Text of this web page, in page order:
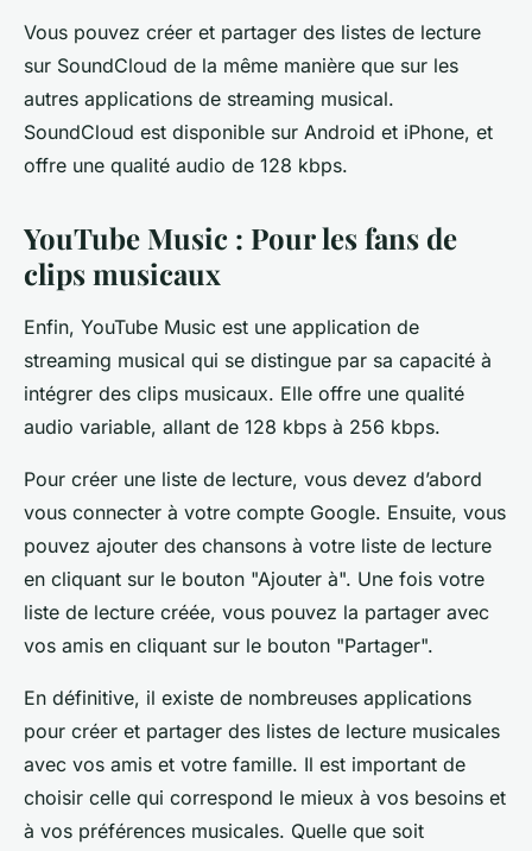
Vous pouvez créer et partager des listes de lecture
sur SoundCloud de la même manière que sur les
autres applications de streaming musical.
SoundCloud est disponible sur Android et iPhone, et
offre une qualité audio de 128 kbps.
YouTube Music : Pour les fans de
clips musicaux
Enfin, YouTube Music est une application de
streaming musical qui se distingue par sa capacité à
intégrer des clips musicaux. Elle offre une qualité
audio variable, allant de 128 kbps à 256 kbps.
Pour créer une liste de lecture, vous devez d’abord
vous connecter à votre compte Google. Ensuite, vous
pouvez ajouter des chansons à votre liste de lecture
en cliquant sur le bouton "Ajouter à". Une fois votre
liste de lecture créée, vous pouvez la partager avec
vos amis en cliquant sur le bouton "Partager".
En définitive, il existe de nombreuses applications
pour créer et partager des listes de lecture musicales
avec vos amis et votre famille. Il est important de
choisir celle qui correspond le mieux à vos besoins et
à vos préférences musicales. Quelle que soit